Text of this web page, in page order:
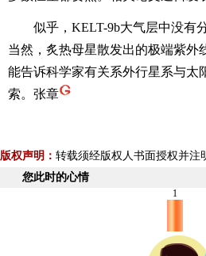
似乎，KELT-9b大气层中没有分
当然，炙热母星散发出的极端紫外
能告诉科学家有关系外行星系与太
索。张章
版权声明： 转载须经版权人书面授权并注
您此时的心情
1